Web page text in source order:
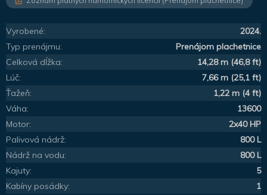
Vyrobené:
2024.
Typ prenájmu:
Prenájom plachetnice
Celková dĺžka:
14,28 m (46,8 ft)
Lúč:
7,66 m (25,1 ft)
Ťažeň:
1,22 m (4 ft)
Váha:
13600
Motor:
2x40 HP
Palivová nádrž:
800 L
Nádrž na vodu:
800 L
Kajuty:
5
Kabíny posádky:
1